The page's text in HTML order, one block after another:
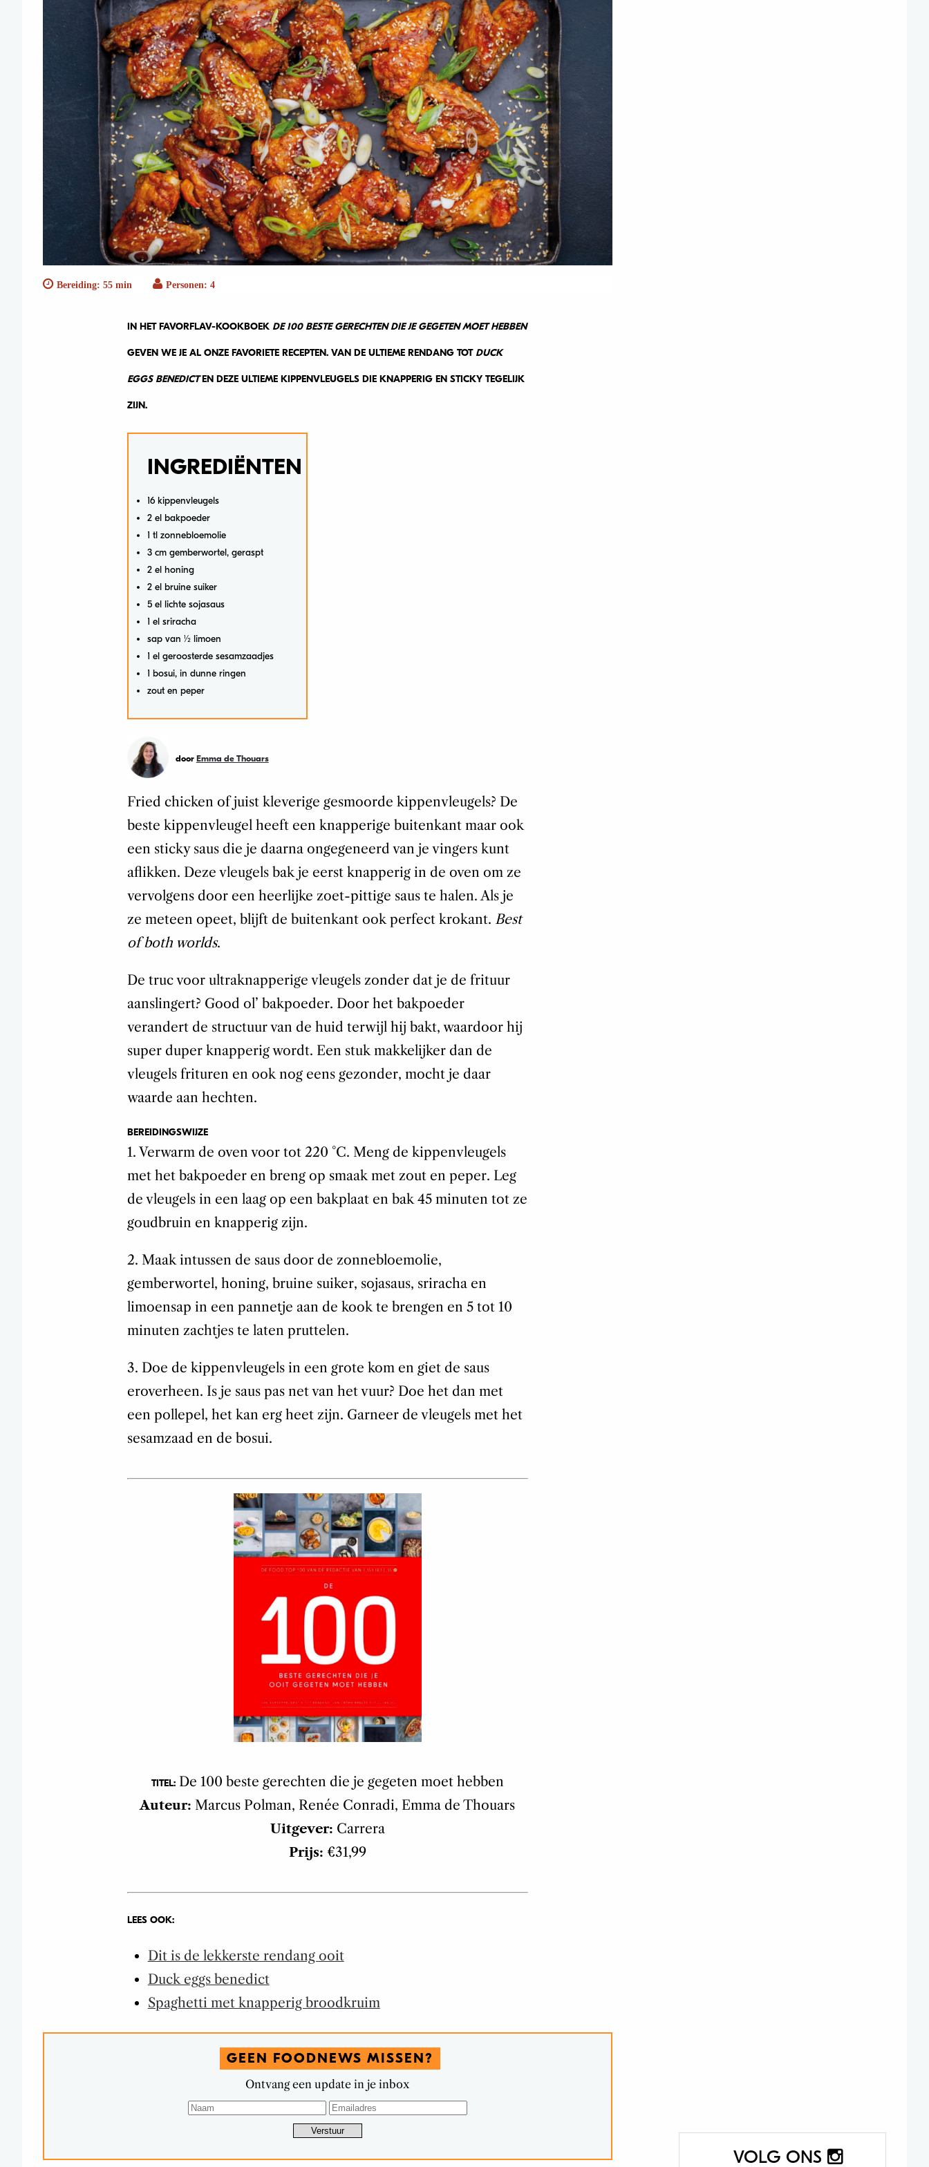
VOLG ONS
Bereiding: 55 min Personen: 4
IN HET FAVORFLAV-KOOKBOEK DE 100 BESTE GERECHTEN DIE JE GEGETEN MOET HEBBEN
GEVEN WE JE AL ONZE FAVORIETE RECEPTEN. VAN DE ULTIEME RENDANG TOT DUCK
EGGS BENEDICTEN DEZE ULTIEME KIPPENVLEUGELS DIE KNAPPERIG EN STICKY TEGELIJK
ZIJN.
INGREDIËNTEN
16 kippenvleugels
2 el bakpoeder
1 tl zonnebloemolie
3 cm gemberwortel, geraspt
2 el honing
2 el bruine suiker
5 el lichte sojasaus
1 el sriracha
sap van 1⁄2 limoen
1 el geroosterde sesamzaadjes
1 bosui, in dunne ringen
zout en peper
door Emma de Thouars
Fried chicken of juist kleverige gesmoorde kippenvleugels? De
beste kippenvleugel heeft een knapperige buitenkant maar ook
een sticky saus die je daarna ongegeneerd van je vingers kunt
aflikken. Deze vleugels bak je eerst knapperig in de oven om ze
vervolgens door een heerlijke zoet-pittige saus te halen. Als je
ze meteen opeet, blijft de buitenkant ook perfect krokant. Best
of both worlds.
De truc voor ultraknapperige vleugels zonder dat je de frituur
aanslingert? Good ol’ bakpoeder. Door het bakpoeder
verandert de structuur van de huid terwijl hij bakt, waardoor hij
super duper knapperig wordt. Een stuk makkelijker dan de
vleugels frituren en ook nog eens gezonder, mocht je daar
waarde aan hechten.
BEREIDINGSWIJZE
1. Verwarm de oven voor tot 220 °C. Meng de kippenvleugels
met het bakpoeder en breng op smaak met zout en peper. Leg
de vleugels in een laag op een bakplaat en bak 45 minuten tot ze
goudbruin en knapperig zijn.
2. Maak intussen de saus door de zonnebloemolie,
gemberwortel, honing, bruine suiker, sojasaus, sriracha en
limoensap in een pannetje aan de kook te brengen en 5 tot 10
minuten zachtjes te laten pruttelen.
3. Doe de kippenvleugels in een grote kom en giet de saus
eroverheen. Is je saus pas net van het vuur? Doe het dan met
een pollepel, het kan erg heet zijn. Garneer de vleugels met het
sesamzaad en de bosui.
TITEL:De 100 beste gerechten die je gegeten moet hebben
Auteur: Marcus Polman, Renée Conradi, Emma de Thouars
Uitgever: Carrera
Prijs: €31,99
LEES OOK:
Dit is de lekkerste rendang ooit
Duck eggs benedict
Spaghetti met knapperig broodkruim
GEEN FOODNEWS MISSEN?
Ontvang een update in je inbox